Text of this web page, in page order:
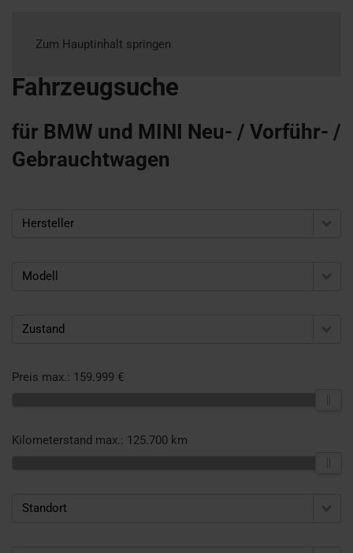
Zum Hauptinhalt springen
Fahrzeugsuche
für BMW und MINI Neu- / Vorführ- /
Gebrauchtwagen
Hersteller
Modell
Zustand
Preis max.: 159.999 €
Kilometerstand max.: 125.700 km
Standort